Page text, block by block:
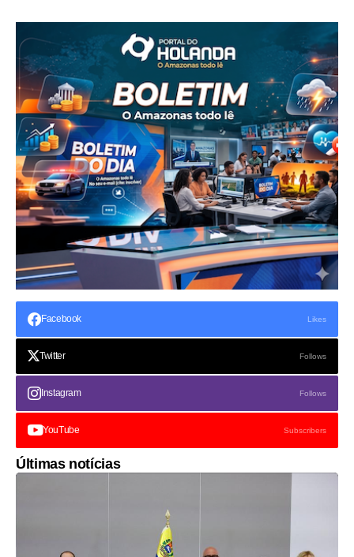
Facebook Likes
Twitter Follows
Instagram Follows
YouTube Subscribers
Últimas notícias